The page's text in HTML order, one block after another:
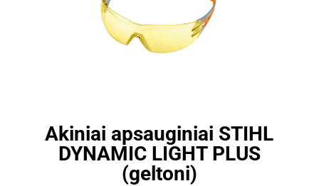
Akiniai apsauginiai STIHL
DYNAMIC LIGHT PLUS
(geltoni)